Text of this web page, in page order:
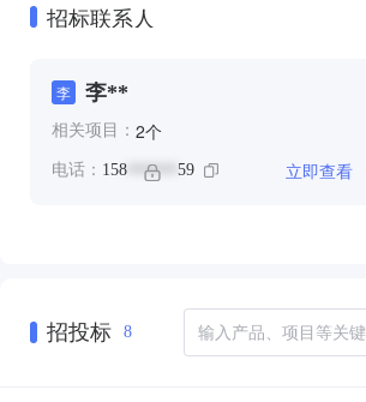
招标联系人
李 李**
相关项目： 2个
电话： 158 ****** 59 立即查看
招投标 8